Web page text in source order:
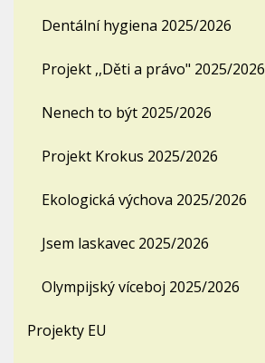
Dentální hygiena 2025/2026
Projekt ,,Děti a právo" 2025/2026
Nenech to být 2025/2026
Projekt Krokus 2025/2026
Ekologická výchova 2025/2026
Jsem laskavec 2025/2026
Olympijský víceboj 2025/2026
Projekty EU